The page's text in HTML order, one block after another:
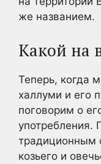
же названием.
Какой на
Теперь, когда
халлуми и его
поговорим о
употребления.
традиционным
козьего и